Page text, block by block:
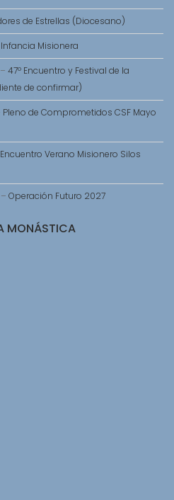
de Estrellas (Diocesano)
Misionera
– 47º Encuentro y Festival de la
de confirmar)
Pleno de Comprometidos CSF Mayo
Encuentro Verano Misionero Silos
– Operación Futuro 2027
MONÁSTICA